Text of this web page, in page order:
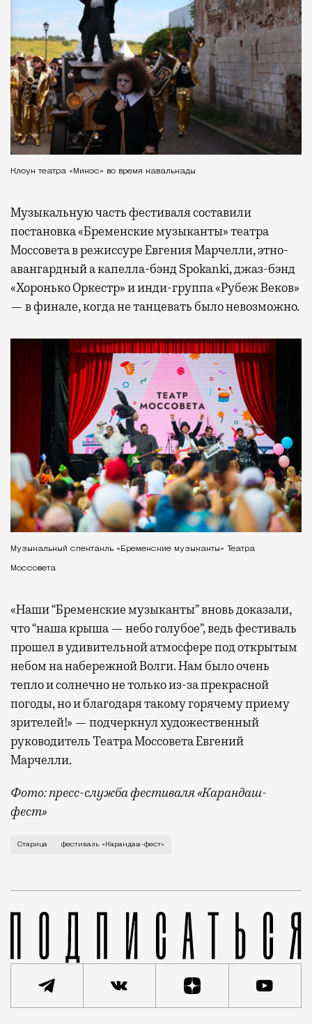
Клоун театра «Микос» во время кавалькады
Музыкальную часть фестиваля составили
постановка «Бременские музыканты» театра
Моссовета в режиссуре Евгения Марчелли, этно-
авангардный а капелла-бэнд Spokanki, джаз-бэнд
«Хоронько Оркестр» и инди-группа «Рубеж Веков»
— в финале, когда не танцевать было невозможно.
Музыкальный спектакль «Бременские музыканты» Театра
Моссовета
«Наши “Бременские музыканты” вновь доказали,
что “наша крыша — небо голубое”, ведь фестиваль
прошел в удивительной атмосфере под открытым
небом на набережной Волги. Нам было очень
тепло и солнечно не только из-за прекрасной
погоды, но и благодаря такому горячему приему
зрителей!» — подчеркнул художественный
руководитель Театра Моссовета Евгений
Марчелли.
Фото: пресс-служба фестиваля «Карандаш-
фест»
В минувший уикенд маленькая Старица в
Старица фестиваль «Карандаш-фест»